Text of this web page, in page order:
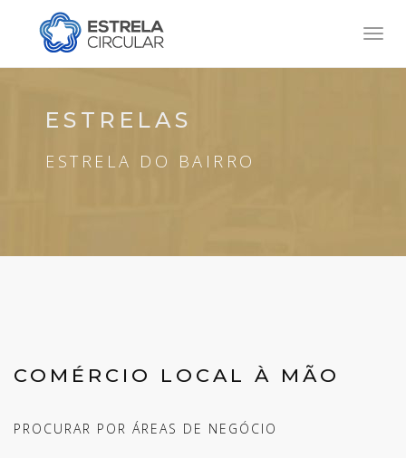
ESTRELAS
ESTRELA DO BAIRRO
COMÉRCIO LOCAL À MÃO
PROCURAR POR ÁREAS DE NEGÓCIO